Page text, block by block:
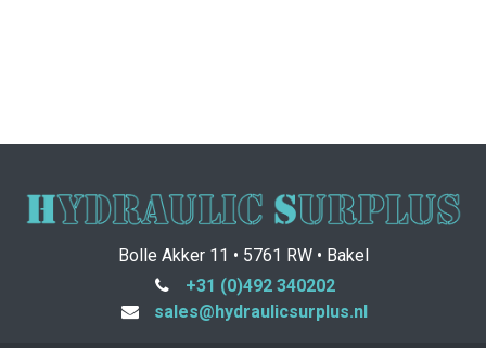
Bolle Akker 11 • 5761 RW • Bakel
+31 (0)492 340202
sales@hydraulicsurplus.nl